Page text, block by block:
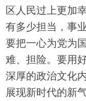
区人民过上更加
有多少担当，事
要把一心为党为
难、担险。要用
深厚的政治文化
展现新时代的新